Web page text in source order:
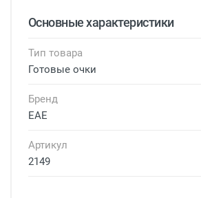
Основные характеристики
Тип товара
Готовые очки
Бренд
EAE
Артикул
2149